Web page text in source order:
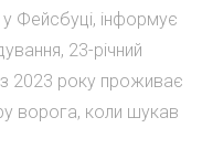
у Фейсбуці, інформує
23-річний
2023 року проживає
ворога, коли шукав